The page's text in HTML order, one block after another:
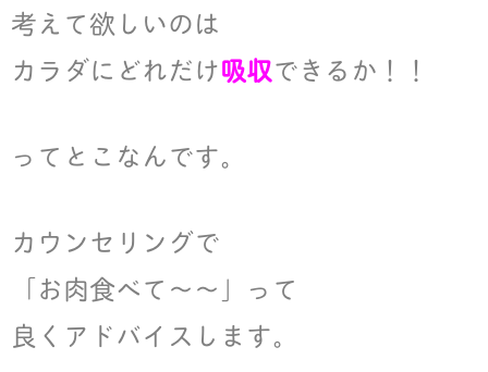
考えて欲しいのは
カラダにどれだけ吸収できるか！！
ってとこなんです。
カウンセリングで
「お肉食べて〜〜」って
良くアドバイスします。